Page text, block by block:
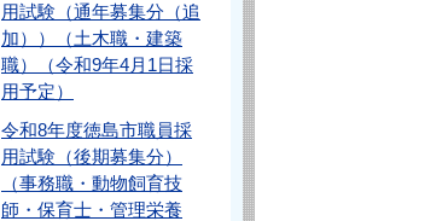
用試験（通年募集分（追
加））（土木職・建築
職）（令和9年4月1日採
用予定）
令和8年度徳島市職員採
用試験（後期募集分）
（事務職・動物飼育技
師・保育士・管理栄養